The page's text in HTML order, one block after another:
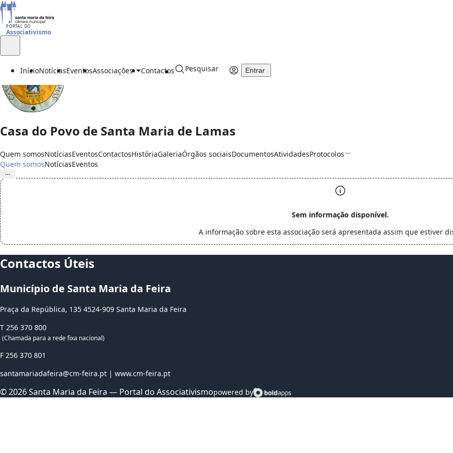
PORTAL DO
Associativismo
InícioNotíciasEventosAssociações Contactos Pesquisar Entrar
Casa do Povo de Santa Maria de Lamas
Quem somosNotíciasEventosContactosHistóriaGaleriaÓrgãos sociaisDocumentosAtividadesProtocolos
Quem somosNotíciasEventos
Sem informação disponível.
A informação sobre esta associação será apresentada assim que estiver
Contactos Úteis
Município de Santa Maria da Feira
Praça da República, 135 4524-909 Santa Maria da Feira
T 256 370 800
(Chamada para a rede fixa nacional)
F 256 370 801
santamariadafeira@cm-feira.pt | www.cm-feira.pt
© 2026 Santa Maria da Feira — Portal do Associativismopowered by